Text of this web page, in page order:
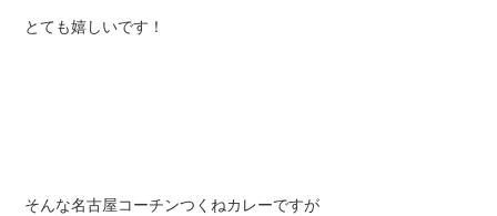
とても嬉しいです！
そんな名古屋コーチンつくねカレーですが